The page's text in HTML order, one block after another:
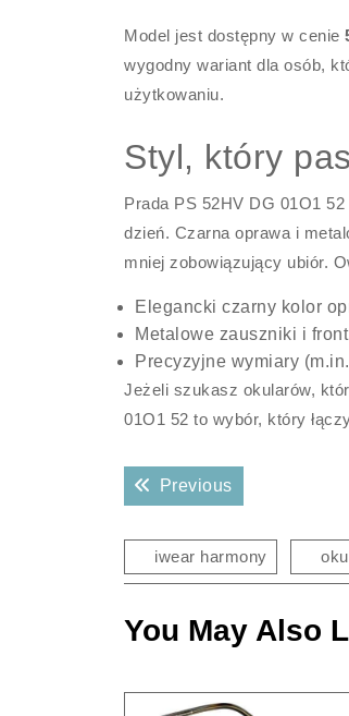
Model jest dostępny w cenie
wygodny wariant dla osób,
użytkowaniu.
Styl, który
Prada PS 52HV DG 01O1
dzień. Czarna oprawa i
mniej zobowiązujący ubiór.
Elegancki czarny kolor
Metalowe zauszniki i
Precyzyjne wymiary
Jeżeli szukasz okularów,
01O1 52 to wybór, który
Nawigacja
wpisu
PreviousPrevious post:
iwear harmony
You May Also